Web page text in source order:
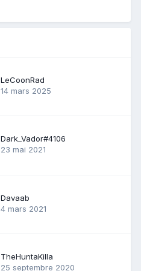
LeCoonRad
14 mars 2025
Dark_Vador#4106
23 mai 2021
Davaab
4 mars 2021
TheHuntaKilla
25 septembre 2020